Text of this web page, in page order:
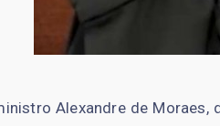
Alexandre de Moraes,